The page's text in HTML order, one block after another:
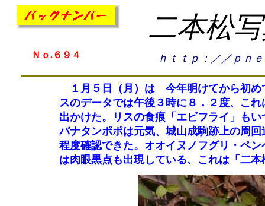
二本松
Ｎｏ.６９４ ｈｔｔｐ：／／ｐｎ
１月５日（月）は 今年明けてから初め
スのデータでは午後３時に８．２度、こ
出かけた。リスの食痕「エビフライ」も
バナタンポポは元気、城山成駒跡上の周
程度確認できた。オオイヌノフグリ・ペ
は肉眼黒点も出現している、これは「二